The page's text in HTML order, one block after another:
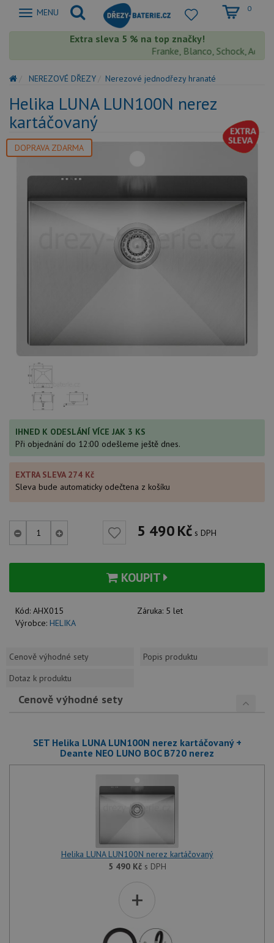
Zobrazit
MENU 0
Extra sleva 5 % na top značky!
Franke, Blanco, Schock,
NEREZOVÉ DŘEZY Nerezové jednodřezy hranaté
Helika LUNA LUN100N nerez
kartáčovaný
DOPRAVA ZDARMA
IHNED K ODESLÁNÍ VÍCE JAK 3 KS
Při objednání do 12:00 odešleme ještě dnes.
EXTRA SLEVA 274 Kč
Sleva bude automaticky odečtena z košíku
5 490Kč s DPH
KOUPIT
Kód: AHX015 Záruka: 5 let
Výrobce: HELIKA
Cenově výhodné sety
Popis produktu
Dotaz k produktu
Cenově výhodné sety
SET Helika LUNA LUN100N nerez kartáčovaný +
Deante NEO LUNO BOC B720 nerez
Helika LUNA LUN100N nerez kartáčovaný
5 490 Kčs DPH
+